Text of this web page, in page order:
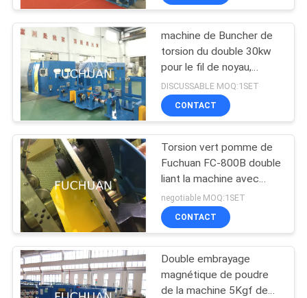
CONTACTEZ-
NOUS
NOUVELLES
LES
AFFAIRES
PLAN
DU
SITE
PRIVACY
Fil liant la machine
Câblage cuivre
tordant la machine
39
machine de Buncher de
torsion du double 30kw
pour le fil de noyau,
double torsion normale
Buncher
DISCUSSABLE MOQ:1SET
CONTACT
Torsion vert pomme de
Fuchuan FC-800B double
liant la machine avec
l'opération d'écran tactile
negotiable MOQ:1SET
CONTACT
Double embrayage
magnétique de poudre
de la machine 5Kgf de